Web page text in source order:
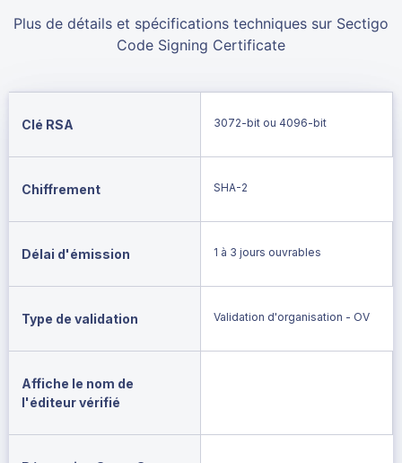
Plus de détails et spécifications techniques sur Sectigo
Code Signing Certificate
Clé RSA 3072-bit ou 4096-bit
Chiffrement SHA-2
Délai d'émission 1 à 3 jours ouvrables
Type de validation Validation d'organisation - OV
Affiche le nom de
l'éditeur vérifié